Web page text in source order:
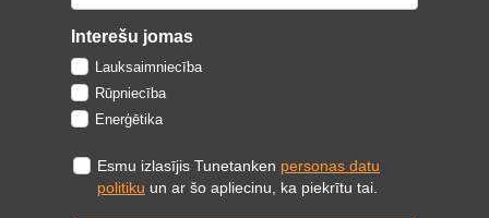
Interešu jomas
Lauksaimniecība
Rūpniecība
Enerģētika
Esmu izlasījis Tunetanken personas datu
politiku un ar šo apliecinu, ka piekrītu tai.